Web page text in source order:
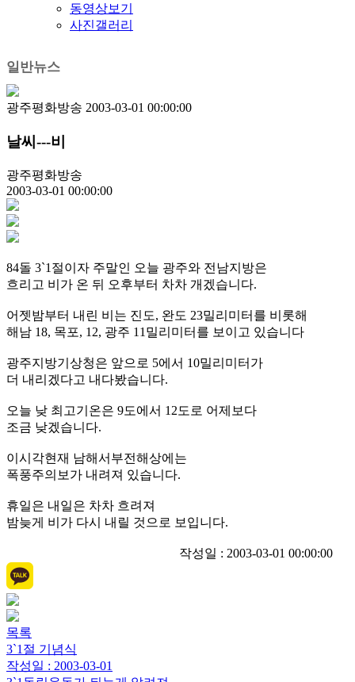
동영상보기
사진갤러리
일반뉴스
광주평화방송 2003-03-01 00:00:00
날씨---비
광주평화방송
2003-03-01 00:00:00
84돌 3`1절이자 주말인 오늘 광주와 전남지방은
흐리고 비가 온 뒤 오후부터 차차 개겠습니다.
어젯밤부터 내린 비는 진도, 완도 23밀리미터를 비롯해
해남 18, 목포, 12, 광주 11밀리미터를 보이고 있습니다
광주지방기상청은 앞으로 5에서 10밀리미터가
더 내리겠다고 내다봤습니다.
오늘 낮 최고기온은 9도에서 12도로 어제보다
조금 낮겠습니다.
이시각현재 남해서부전해상에는
폭풍주의보가 내려져 있습니다.
휴일은 내일은 차차 흐려져
밤늦게 비가 다시 내릴 것으로 보입니다.
작성일 : 2003-03-01 00:00:00
목록
3`1절 기념식
작성일 : 2003-03-01